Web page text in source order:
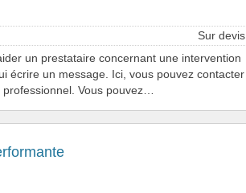
Sur devis
un prestataire concernant une intervention
écrire un message. Ici, vous pouvez contacter
Vous pouvez…